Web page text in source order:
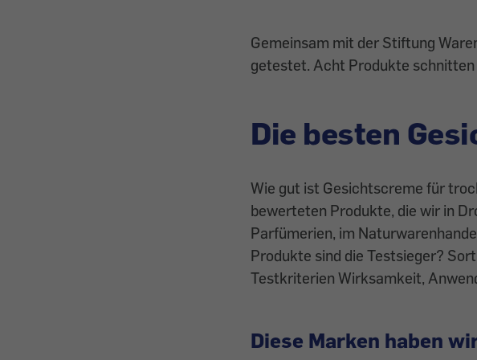
Gemeinsam mit der Stiftung
getestet. Acht Produkte
Die besten
Wie gut ist Gesichtscreme für
bewerteten Produkte, die wir in
Parfümerien, im
Produkte sind die Testsieger?
Testkriterien Wirksamkeit,
Diese Marken haben